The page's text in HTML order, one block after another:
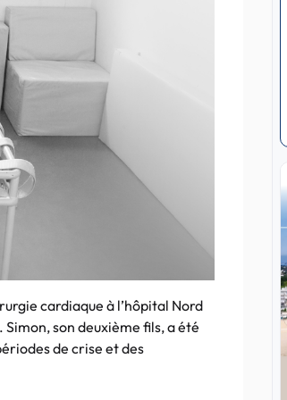
cardiaque à l’hôpital Nord
son deuxième fils, a été
de crise et des